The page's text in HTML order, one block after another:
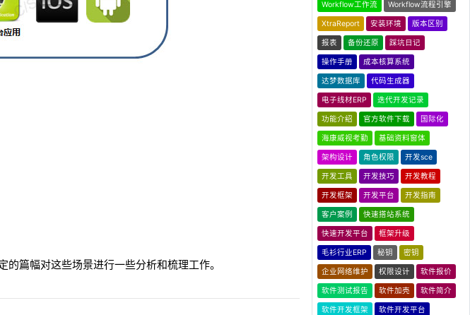
篇幅对这些场景进行一些分析和梳理工作。
Workflow工作流 Workflow流程引擎
XtraReport 安装环境 版本区别
报表 备份还原 踩坑日记
操作手册 成本核算系统
达梦数据库 代码生成器
电子线材ERP 迭代开发记录
功能介绍 官方软件下载 国际化
海康威视考勤 基础资料窗体
架构设计 角色权限 开发sce
开发工具 开发技巧 开发教程
开发框架 开发平台 开发指南
客户案例 快速搭站系统
快速开发平台 框架升级
毛衫行业ERP 秘钥 密钥
企业网络维护 权限设计 软件报价
软件测试报告 软件加壳 软件简介
软件开发框架 软件开发平台